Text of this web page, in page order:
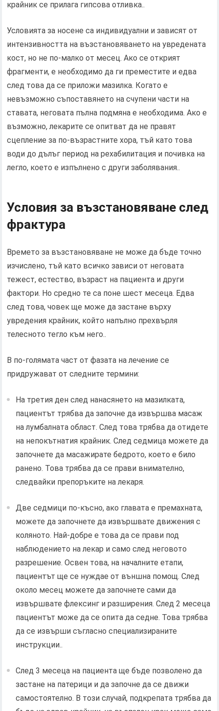
крайник се прилага гипсова отливка..
Условията за носене са индивидуални и зависят от
интензивността на възстановяването на увредената
кост, но не по-малко от месец. Ако се открият
фрагменти, е необходимо да ги преместите и едва
след това да се приложи мазилка. Когато е
невъзможно съпоставянето на счупени части на
ставата, неговата пълна подмяна е необходима. Ако е
възможно, лекарите се опитват да не правят
сцепление за по-възрастните хора, тъй като това
води до дълъг период на рехабилитация и почивка на
легло, което е изпълнено с други заболявания..
Условия за възстановяване след
фрактура
Времето за възстановяване не може да бъде точно
изчислено, тъй като всичко зависи от неговата
тежест, естество, възраст на пациента и други
фактори. Но средно те са поне шест месеца. Едва
след това, човек ще може да застане върху
увредения крайник, който напълно прехвърля
телесното тегло към него..
В по-голямата част от фазата на лечение се
придружават от следните термини:
На третия ден след нанасянето на мазилката,
пациентът трябва да започне да извършва масаж
на лумбалната област. След това трябва да отидете
на непокътнатия крайник. След седмица можете да
започнете да масажирате бедрото, което е било
ранено. Това трябва да се прави внимателно,
следвайки препоръките на лекаря.
Две седмици по-късно, ако главата е премахната,
можете да започнете да извършвате движения с
коляното. Най-добре е това да се прави под
наблюдението на лекар и само след неговото
разрешение. Освен това, на началните етапи,
пациентът ще се нуждае от външна помощ. След
около месец можете да започнете сами да
извършвате флексинг и разширения. След 2 месеца
пациентът може да се опита да седне. Това трябва
да се извърши съгласно специализираните
инструкции..
След 3 месеца на пациента ще бъде позволено да
застане на патерици и да започне да се движи
самостоятелно. В този случай, подкрепата трябва да